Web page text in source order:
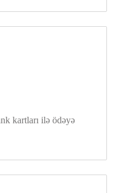
kartları ilə ödəyə